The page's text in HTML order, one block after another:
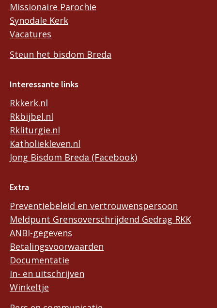
Missionaire Parochie
Synodale Kerk
Vacatures
Steun het bisdom Breda
Interessante links
Rkkerk.nl
Rkbijbel.nl
Rkliturgie.nl
Katholiekleven.nl
Jong Bisdom Breda (Facebook)
Extra
Preventiebeleid en vertrouwenspersoon
Meldpunt Grensoverschrijdend Gedrag RKK
ANBI-gegevens
Betalingsvoorwaarden
Documentatie
In- en uitschrijven
Winkeltje